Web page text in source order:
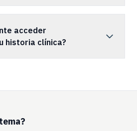
acceder
historia clínica?